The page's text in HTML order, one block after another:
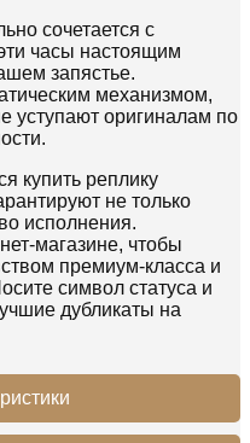
сочетается с
часы настоящим
запястье.
механизмом,
уступают оригиналам по
купить реплику
не только
исполнения.
магазине, чтобы
премиум-класса и
символ статуса и
дубликаты на